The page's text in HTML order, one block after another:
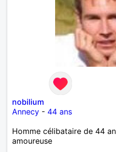
nobilium
Annecy - 44 ans
Homme célibataire de 44
amoureuse